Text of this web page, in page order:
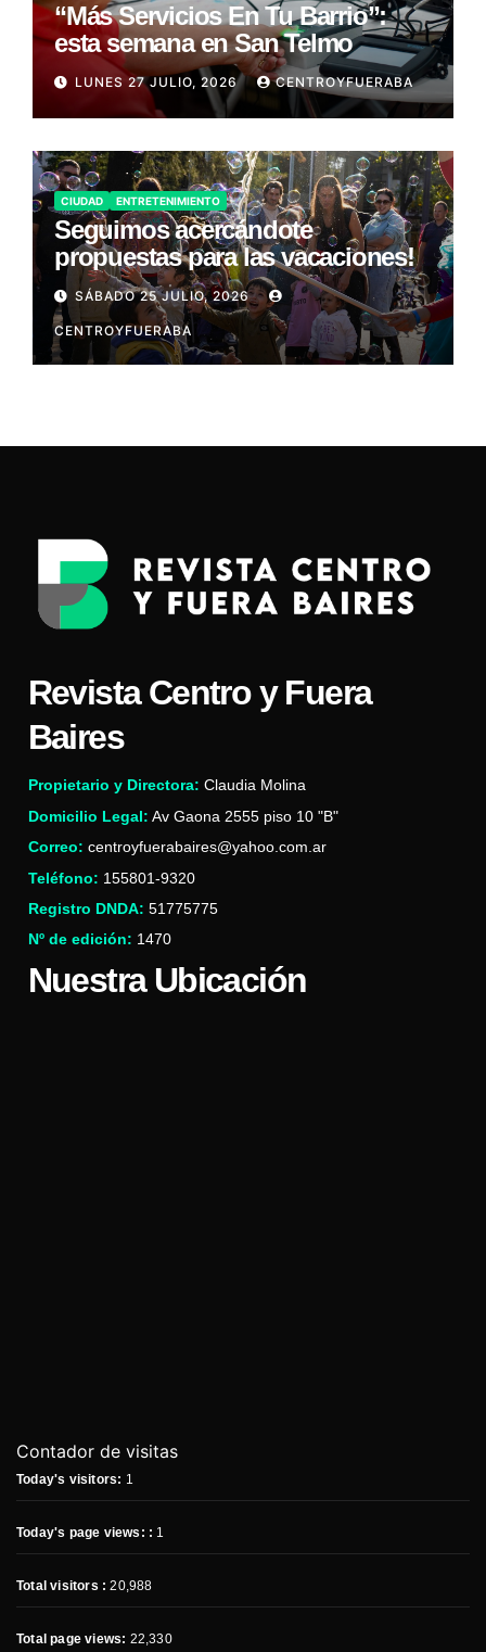
“Más Servicios En Tu Barrio”:
esta semana en San Telmo
LUNES 27 JULIO, 2026 CENTROYFUERABA
CIUDAD ENTRETENIMIENTO
Seguimos acercándote
propuestas para las vacaciones!
SÁBADO 25 JULIO, 2026
CENTROYFUERABA
Revista Centro y Fuera
Baires
Propietario y Directora: Claudia Molina
Domicilio Legal: Av Gaona 2555 piso 10 "B"
Correo: centroyfuerabaires@yahoo.com.ar
Teléfono: 155801-9320
Registro DNDA: 51775775
Nº de edición: 1470
Nuestra Ubicación
Contador de visitas
Today's visitors: 1
Today's page views: : 1
Total visitors :20,988
Total page views: 22,330